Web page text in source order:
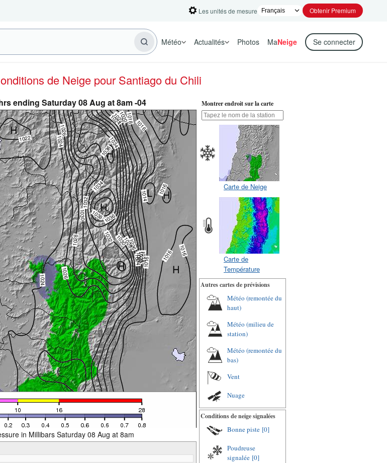
Les unités de mesure Obtenir Premium
Météo Actualités Photos MaNeige Se connecter
de Neige pour Santiago du Chili
ending Saturday 08 Aug at 8am -04
in Millibars Saturday 08 Aug at 8am
Montrer endroit sur la carte
Carte de Neige
Carte de
Température
Autres cartes de prévisions
Météo (remontée du
haut)
Météo (milieu de
station)
Météo (remontée du
bas)
Vent
Nuage
Conditions de neige signalées
Bonne piste [0]
Poudreuse
signalée [0]